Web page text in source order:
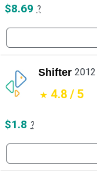
$8.69 ?
Shifter 2012
4.8 / 5
$1.8 ?